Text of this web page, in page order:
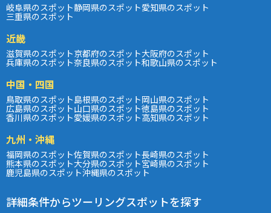
岐阜県のスポット静岡県のスポット愛知県のスポット
三重県のスポット
近畿
滋賀県のスポット京都府のスポット大阪府のスポット
兵庫県のスポット奈良県のスポット和歌山県のスポット
中国・四国
鳥取県のスポット島根県のスポット岡山県のスポット
広島県のスポット山口県のスポット徳島県のスポット
香川県のスポット愛媛県のスポット高知県のスポット
九州・沖縄
福岡県のスポット佐賀県のスポット長崎県のスポット
熊本県のスポット大分県のスポット宮崎県のスポット
鹿児島県のスポット沖縄県のスポット
詳細条件からツーリングスポットを探す